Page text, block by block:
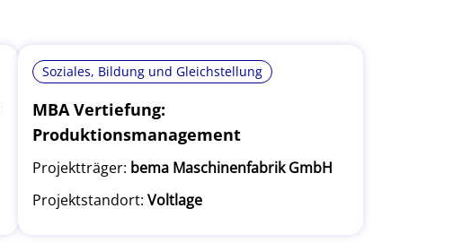
Soziales, Bildung und Gleichstellung
MBA Vertiefung:
Produktionsmanagement
Projektträger: bema Maschinenfabrik GmbH
Projektstandort: Voltlage